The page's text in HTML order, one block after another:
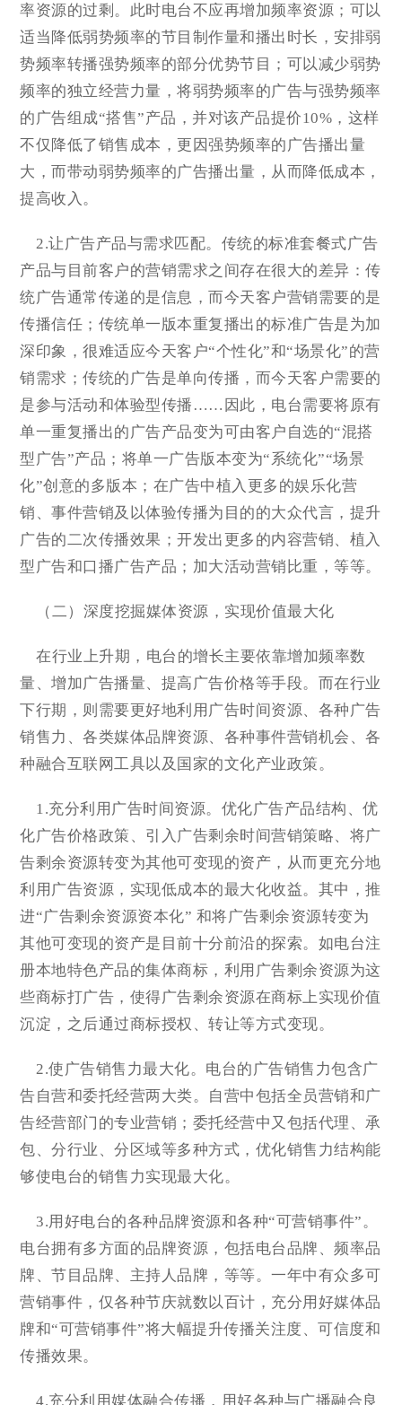
率资源的过剩。此时电台不应再增加频率资源；可以
适当降低弱势频率的节目制作量和播出时长，安排弱
势频率转播强势频率的部分优势节目；可以减少弱势
频率的独立经营力量，将弱势频率的广告与强势频率
的广告组成“搭售”产品，并对该产品提价10%，这样
不仅降低了销售成本，更因强势频率的广告播出量
大，而带动弱势频率的广告播出量，从而降低成本，
提高收入。
2.让广告产品与需求匹配。传统的标准套餐式广告
产品与目前客户的营销需求之间存在很大的差异：传
统广告通常传递的是信息，而今天客户营销需要的是
传播信任；传统单一版本重复播出的标准广告是为加
深印象，很难适应今天客户“个性化”和“场景化”的营
销需求；传统的广告是单向传播，而今天客户需要的
是参与活动和体验型传播……因此，电台需要将原有
单一重复播出的广告产品变为可由客户自选的“混搭
型广告”产品；将单一广告版本变为“系统化”“场景
化”创意的多版本；在广告中植入更多的娱乐化营
销、事件营销及以体验传播为目的的大众代言，提升
广告的二次传播效果；开发出更多的内容营销、植入
型广告和口播广告产品；加大活动营销比重，等等。
（二）深度挖掘媒体资源，实现价值最大化
在行业上升期，电台的增长主要依靠增加频率数
量、增加广告播量、提高广告价格等手段。而在行业
下行期，则需要更好地利用广告时间资源、各种广告
销售力、各类媒体品牌资源、各种事件营销机会、各
种融合互联网工具以及国家的文化产业政策。
1.充分利用广告时间资源。优化广告产品结构、优
化广告价格政策、引入广告剩余时间营销策略、将广
告剩余资源转变为其他可变现的资产，从而更充分地
利用广告资源，实现低成本的最大化收益。其中，推
进“广告剩余资源资本化” 和将广告剩余资源转变为
其他可变现的资产是目前十分前沿的探索。如电台注
册本地特色产品的集体商标，利用广告剩余资源为这
些商标打广告，使得广告剩余资源在商标上实现价值
沉淀，之后通过商标授权、转让等方式变现。
2.使广告销售力最大化。电台的广告销售力包含广
告自营和委托经营两大类。自营中包括全员营销和广
告经营部门的专业营销；委托经营中又包括代理、承
包、分行业、分区域等多种方式，优化销售力结构能
够使电台的销售力实现最大化。
3.用好电台的各种品牌资源和各种“可营销事件”。
电台拥有多方面的品牌资源，包括电台品牌、频率品
牌、节目品牌、主持人品牌，等等。一年中有众多可
营销事件，仅各种节庆就数以百计，充分用好媒体品
牌和“可营销事件”将大幅提升传播关注度、可信度和
传播效果。
4.充分利用媒体融合传播，用好各种与广播融合良